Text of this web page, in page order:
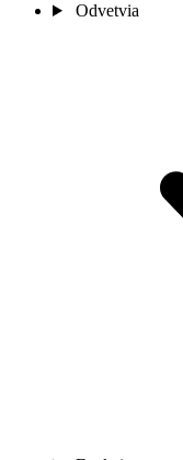
Odvetvia